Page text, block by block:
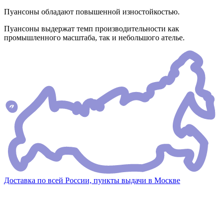
Пуансоны обладают повышенной изностойкостью.
Пуансоны выдержат темп производительности как
промышленного масштаба, так и небольшого ателье.
Доставка по всей России, пункты выдачи в Москве